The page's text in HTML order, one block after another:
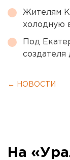
Жителям
холодную
Под
создателя
← НОВОСТИ
На